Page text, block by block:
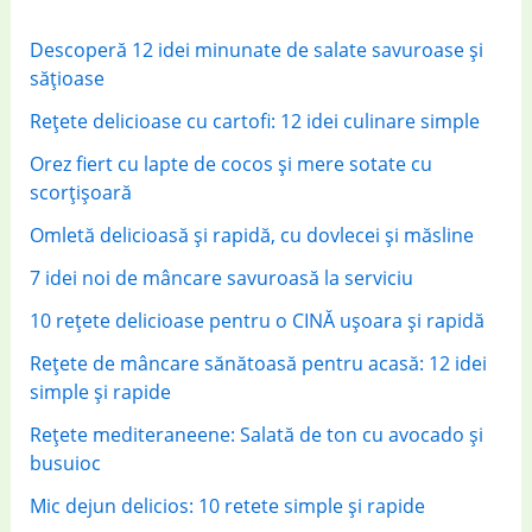
o
r
Descoperă 12 idei minunate de salate savuroase și
sățioase
Rețete delicioase cu cartofi: 12 idei culinare simple
Orez fiert cu lapte de cocos și mere sotate cu
scorțișoară
Omletă delicioasă și rapidă, cu dovlecei și măsline
7 idei noi de mâncare savuroasă la serviciu
10 rețete delicioase pentru o CINĂ ușoara și rapidă
Rețete de mâncare sănătoasă pentru acasă: 12 idei
simple și rapide
Rețete mediteraneene: Salată de ton cu avocado și
busuioc
Mic dejun delicios: 10 retete simple și rapide